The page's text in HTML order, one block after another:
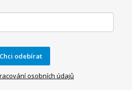
Chci odebírat
osobních údajů